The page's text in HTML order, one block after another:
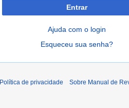
Entrar
Ajuda com o login
Esqueceu sua senha?
Política de privacidade Sobre Manual de